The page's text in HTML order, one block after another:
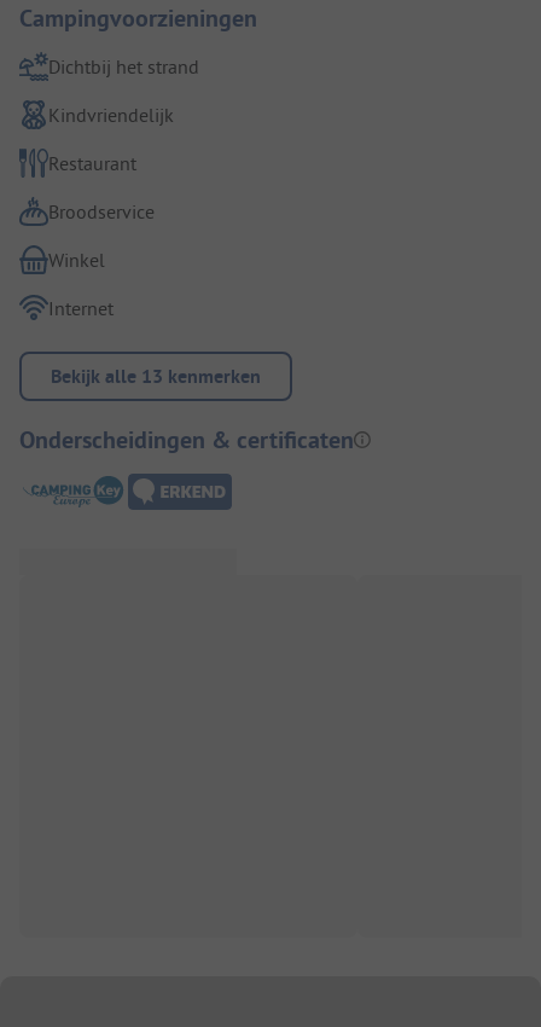
Campingvoorzieningen
Dichtbij het strand
Kindvriendelijk
Restaurant
Broodservice
Winkel
Internet
Bekijk alle 13 kenmerken
Onderscheidingen & certificaten